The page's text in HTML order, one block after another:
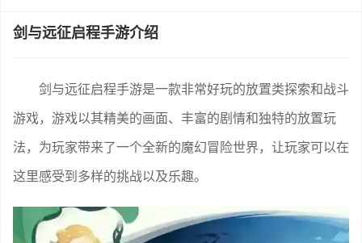
剑与远征启程手游介绍
剑与远征启程手游是一款非常好玩的放置类探索和战斗
游戏，游戏以其精美的画面、丰富的剧情和独特的放置玩
法，为玩家带来了一个全新的魔幻冒险世界，让玩家可以在
这里感受到多样的挑战以及乐趣。